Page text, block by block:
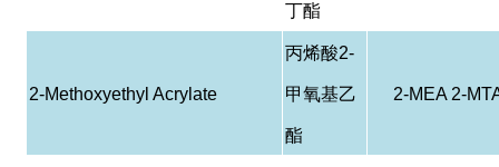
丁酯
2-Methoxyethyl Acrylate
丙烯酸2-
甲氧基乙
酯
2-MEA 2-